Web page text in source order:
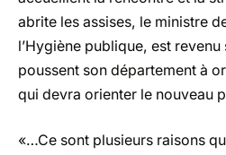
abrite les assises, le ministre
l’Hygiène publique, est
poussent son département à
qui devra orienter le nouveau
«…Ce sont plusieurs raisons